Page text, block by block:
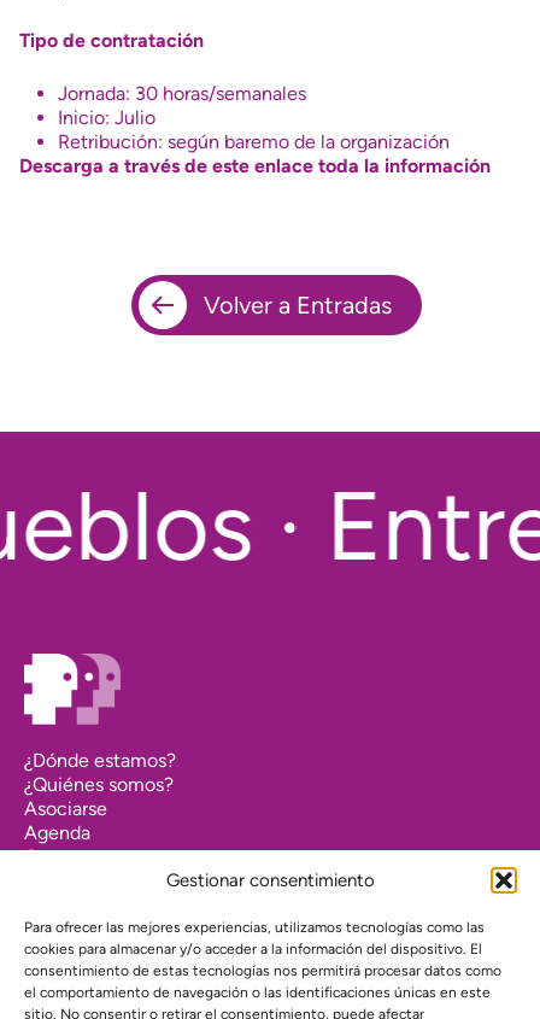
Gestionar consentimiento
Para ofrecer las mejores experiencias, utilizamos tecnologías como las
cookies para almacenar y/o acceder a la información del dispositivo. El
consentimiento de estas tecnologías nos permitirá procesar datos como
el comportamiento de navegación o las identificaciones únicas en este
sitio. No consentir o retirar el consentimiento, puede afectar
Tipo de contratación
Jornada: 30 horas/semanales
Inicio: Julio
Retribución: según baremo de la organización
Descarga a través de este enlace toda la información
Volver a Entradas
·
¿Dónde estamos?
¿Quiénes somos?
Asociarse
Agenda
Contacto
Política de privacidad
Proyecto web financiado por: